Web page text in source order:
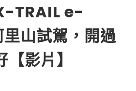
TRAIL e-
山試駕，開過
影片】